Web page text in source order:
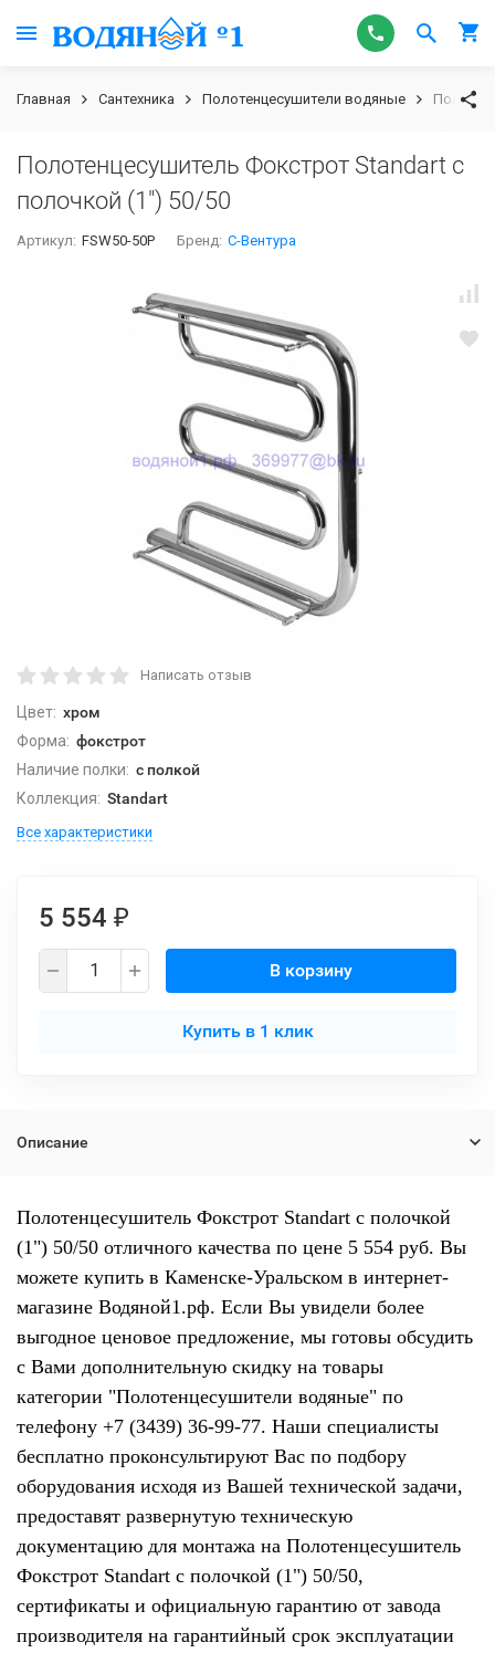
Главная Сантехника Полотенцесушители водяные
Полотенцесушитель Фокстрот Standart с
полочкой (1") 50/50
Артикул: FSW50-50P Бренд: С-Вентура
Написать отзыв
Цвет: хром
Форма: фокстрот
Наличие полки: с полкой
Коллекция: Standart
Все характеристики
5 554 ₽
В корзину
Купить в 1 клик
Описание
Полотенцесушитель Фокстрот Standart с полочкой
(1") 50/50 отличного качества по цене 5 554 руб. Вы
можете купить в Каменске-Уральском в интернет-
магазине Водяной1.рф. Если Вы увидели более
выгодное ценовое предложение, мы готовы обсудить
с Вами дополнительную скидку на товары
категории "Полотенцесушители водяные" по
телефону +7 (3439) 36-99-77. Наши специалисты
бесплатно проконсультируют Вас по подбору
оборудования исходя из Вашей технической задачи,
предоставят развернутую техническую
документацию для монтажа на Полотенцесушитель
Фокстрот Standart с полочкой (1") 50/50,
сертификаты и официальную гарантию от завода
производителя на гарантийный срок эксплуатации